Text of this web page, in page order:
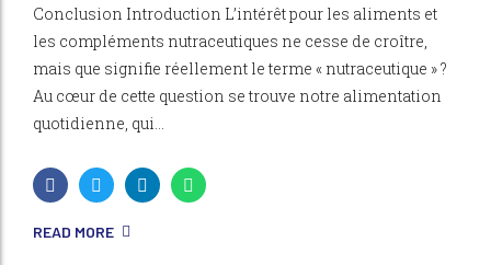
Conclusion Introduction L’intérêt pour les aliments et
les compléments nutraceutiques ne cesse de croître,
mais que signifie réellement le terme « nutraceutique » ?
Au cœur de cette question se trouve notre alimentation
quotidienne, qui...
READ MORE